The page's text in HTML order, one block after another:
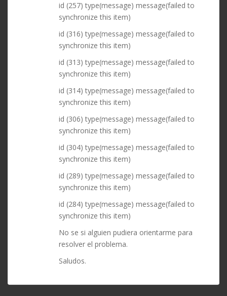
id (257) type(message) message(failed to
synchronize this item)
id (316) type(message) message(failed to
synchronize this item)
id (313) type(message) message(failed to
synchronize this item)
id (314) type(message) message(failed to
synchronize this item)
id (306) type(message) message(failed to
synchronize this item)
id (304) type(message) message(failed to
synchronize this item)
id (289) type(message) message(failed to
synchronize this item)
id (284) type(message) message(failed to
synchronize this item)
No se si alguien pudiera orientarme para
resolver el problema.
Saludos.